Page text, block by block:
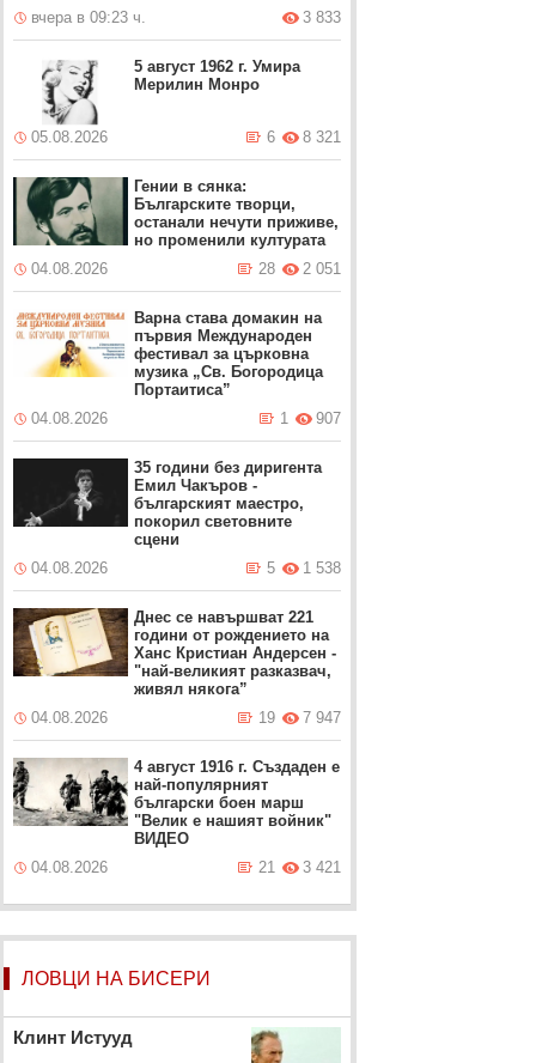
вчера в 09:23 ч.
3 833
5 август 1962 г. Умира
Мерилин Монро
05.08.2026 8 321
6
Гении в сянка:
Българските творци,
останали нечути приживе,
но променили културата
04.08.2026
2 051
28
Варна става домакин на
първия Международен
фестивал за църковна
музика „Св. Богородица
Портаитиса”
04.08.2026
907
1
35 години без диригента
Емил Чакъров -
българският маестро,
покорил световните
сцени
04.08.2026
1 538
5
Днес се навършват 221
години от рождението на
Ханс Кристиан Андерсен -
"най-великият разказвач,
живял някога”
04.08.2026
7 947
19
4 август 1916 г. Създаден е
най-популярният
български боен марш
"Велик е нашият войник"
ВИДЕО
04.08.2026
3 421
21
ЛОВЦИ НА БИСЕРИ
Клинт Истууд